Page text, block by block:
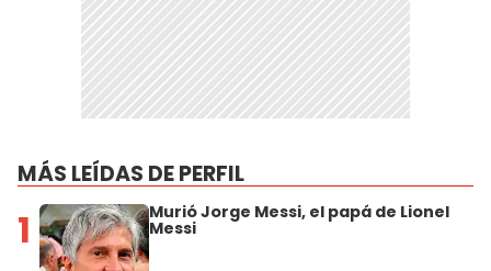
MÁS LEÍDAS DE PERFIL
1 Murió Jorge Messi, el papá de Lionel
Messi